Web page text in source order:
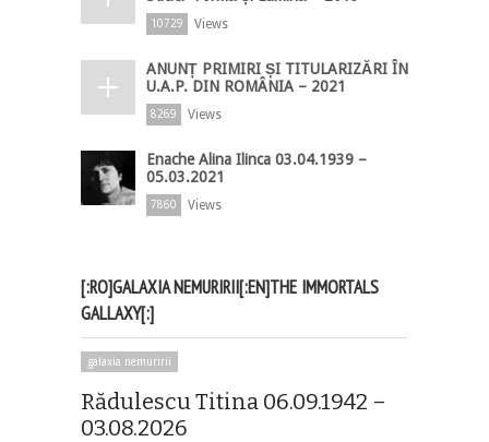
10729 Views
ANUNȚ PRIMIRI ȘI TITULARIZĂRI ÎN
U.A.P. DIN ROMÂNIA – 2021
8269 Views
Enache Alina Ilinca 03.04.1939 –
05.03.2021
7860 Views
[:RO]GALAXIA NEMURIRII[:EN]THE IMMORTALS
GALLAXY[:]
galaxia nemuririi
Rădulescu Titina 06.09.1942 –
03.08.2026